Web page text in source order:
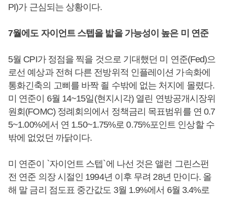
PI)가 근심되는 상황이다.
7월에도 자이언트 스텝을 밟을 가능성이 높은 미 연준
5월 CPI가 정점을 찍을 것으로 기대했던 미 연준(Fed)으
로선 예상과 전혀 다른 전방위적 인플레이션 가속화에
통화긴축의 고삐를 바짝 죌 수밖에 없는 처지에 몰렸다.
미 연준이 6월 14~15일(현지시각) 열린 연방공개시장위
원회(FOMC) 정례회의에서 정책금리 목표범위를 연 0.7
5~1.00%에서 연 1.50~1.75%로 0.75%포인트 인상할 수
밖에 없었던 까닭이다.
미 연준이 `자이언트 스텝`에 나선 것은 앨런 그린스펀
전 연준 의장 시절인 1994년 이후 무려 28년 만이다. 올
해 말 금리 점도표 중간값도 3월 1.9%에서 6월 3.4%로